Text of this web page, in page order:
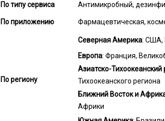
По типу сервиса Антимикробный,
По приложению Фармацевтическая,
По региону
Северная Америка: США,
Европа: Франция,
Азиатско-Тихоокеанский
Тихоокеанского региона
Ближний Восток и
Африки